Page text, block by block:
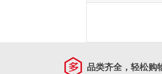
品类齐全，轻松购